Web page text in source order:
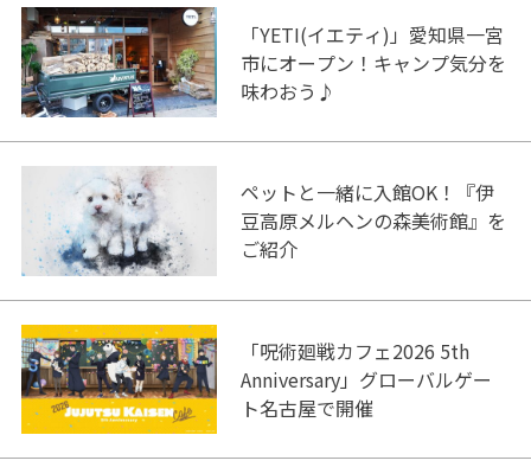
「YETI(イエティ)」愛知県一宮
市にオープン！キャンプ気分を
味わおう♪
ペットと一緒に入館OK！『伊
豆高原メルヘンの森美術館』を
ご紹介
「呪術廻戦カフェ2026 5th
Anniversary」グローバルゲー
ト名古屋で開催